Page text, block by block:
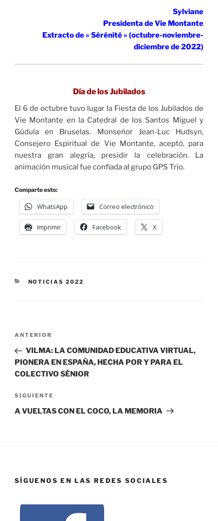
Sylviane
Presidenta de Vie Montante
Extracto de » Sérénité » (octubre-noviembre-
diciembre de 2022)
Día de los Jubilados
El 6 de octubre tuvo lugar la Fiesta de los Jubilados de
Vie Montante en la Catedral de los Santos Miguel y
Gúdula en Bruselas. Monseñor Jean-Luc Hudsyn,
Consejero Espiritual de Vie Montante, aceptó, para
nuestra gran alegría, presidir la celebración. La
animación musical fue confiada al grupo GPS Trio.
Comparte esto:
WhatsApp Correo electrónico
Imprimir Facebook X
NOTICIAS 2022
ANTERIOR
VILMA: LA COMUNIDAD EDUCATIVA VIRTUAL,
PIONERA EN ESPAÑA, HECHA POR Y PARA EL
COLECTIVO SÉNIOR
SIGUIENTE
A VUELTAS CON EL COCO, LA MEMORIA
SÍGUENOS EN LAS REDES SOCIALES